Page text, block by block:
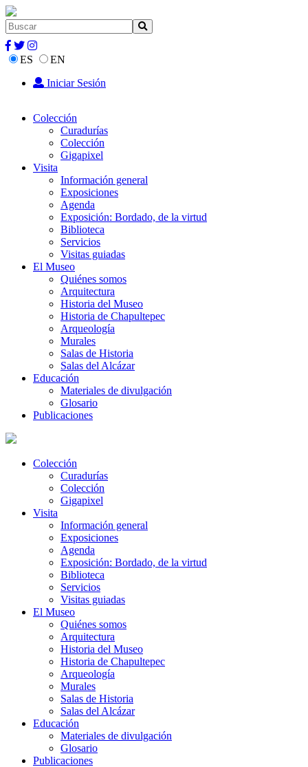
ES
EN
Iniciar Sesión
Colección
Curadurías
Colección
Gigapixel
Visita
Información general
Exposiciones
Agenda
Exposición: Bordado, de la virtud
Biblioteca
Servicios
Visitas guiadas
El Museo
Quiénes somos
Arquitectura
Historia del Museo
Historia de Chapultepec
Arqueología
Murales
Salas de Historia
Salas del Alcázar
Educación
Materiales de divulgación
Glosario
Publicaciones
Colección
Curadurías
Colección
Gigapixel
Visita
Información general
Exposiciones
Agenda
Exposición: Bordado, de la virtud
Biblioteca
Servicios
Visitas guiadas
El Museo
Quiénes somos
Arquitectura
Historia del Museo
Historia de Chapultepec
Arqueología
Murales
Salas de Historia
Salas del Alcázar
Educación
Materiales de divulgación
Glosario
Publicaciones